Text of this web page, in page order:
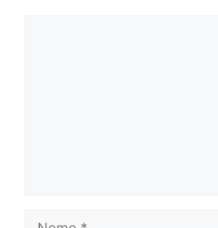
Nome